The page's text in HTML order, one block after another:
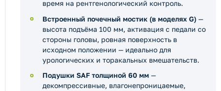
время на рентгенологический контроль.
Встроенный почечный мостик (в моделях G) —
высота подъёма 100 мм, активация с педали со
стороны головы, ровная поверхность в
исходном положении — идеально для
урологических и торакальных вмешательств.
Подушки SAF толщиной 60 мм —
декомпрессивные, влагонепроницаемые,